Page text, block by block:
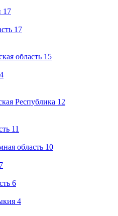
17
17
область 15
Республика 12
11
область 10
7
6
4